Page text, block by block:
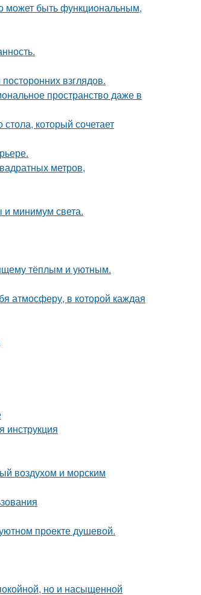
может быть функциональным,
взглядов.
пространство даже в
который сочетает
метров,
и минимум света.
тёплым и уютным.
атмосферу, в которой каждая
инструкция
воздухом и морским
проекте душевой.
но и насыщенной